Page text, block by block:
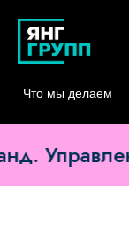
Что мы делаем